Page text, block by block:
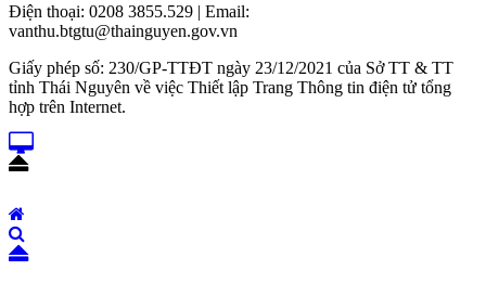
Điện thoại: 0208 3855.529 | Email:
vanthu.btgtu@thainguyen.gov.vn
Giấy phép số: 230/GP-TTĐT ngày 23/12/2021 của Sở TT & TT
tỉnh Thái Nguyên về việc Thiết lập Trang Thông tin điện tử tổng
hợp trên Internet.